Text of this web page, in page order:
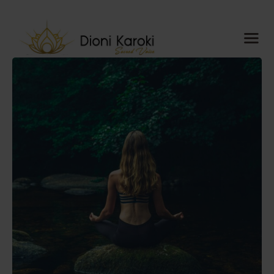
Dioni Karoki
Sacred Voice
Sacred Voice
ThetaHealing®
Meditations
Ημερολόγιο
Media